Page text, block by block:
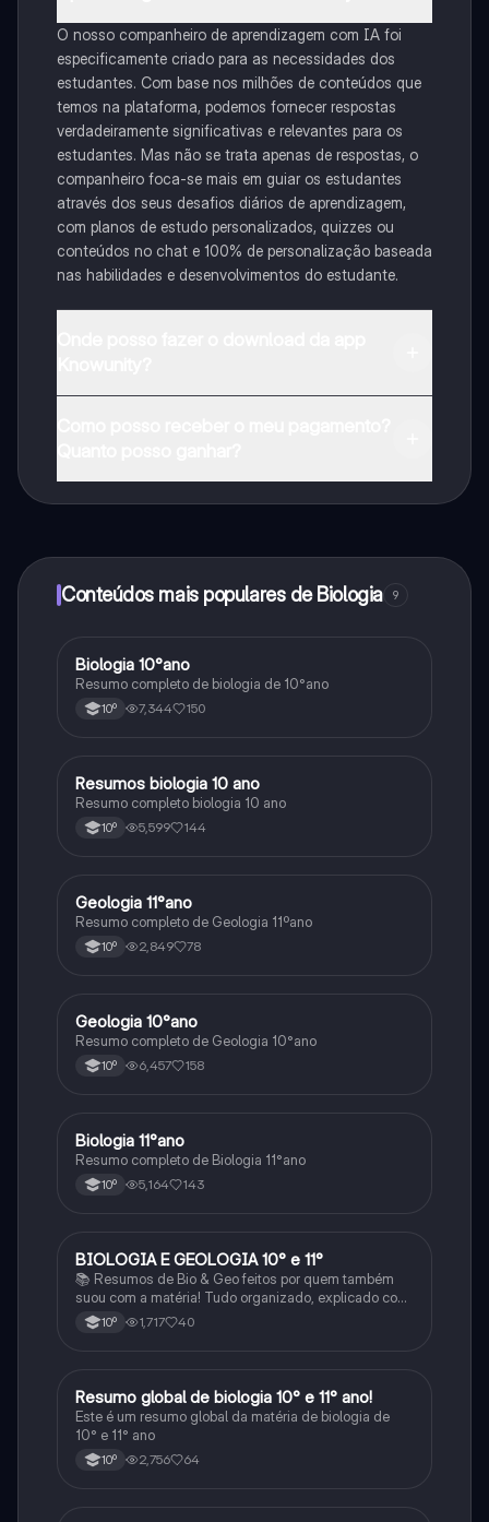
O nosso companheiro de aprendizagem com IA foi
especificamente criado para as necessidades dos
estudantes. Com base nos milhões de conteúdos que
temos na plataforma, podemos fornecer respostas
verdadeiramente significativas e relevantes para os
estudantes. Mas não se trata apenas de respostas, o
companheiro foca-se mais em guiar os estudantes
através dos seus desafios diários de aprendizagem,
com planos de estudo personalizados, quizzes ou
conteúdos no chat e 100% de personalização baseada
nas habilidades e desenvolvimentos do estudante.
Conteúdos mais populares de Biologia 9
Biologia
Biologia 10°ano
Resumo completo de biologia de 10°ano
10º 7,344 150
Biologia
Resumos biologia 10 ano
Resumo completo biologia 10 ano
10º 5,599 144
Biologia
Geologia 11°ano
Resumo completo de Geologia 11ºano
10º 2,849 78
Biologia
Geologia 10°ano
Resumo completo de Geologia 10°ano
10º 6,457 158
Biologia
Biologia 11°ano
Resumo completo de Biologia 11°ano
10º 5,164 143
Biologia
BIOLOGIA E GEOLOGIA 10° e 11°
📚 Resumos de Bio & Geo feitos por quem também
suou com a matéria! Tudo organizado, explicado com
clareza e cheio de esquemas que ajudam mesmo a
perceber. Para estudar sem stress e com mais
10º 1,717 40
Biologia
Resumo global de biologia 10° e 11° ano!
Este é um resumo global da matéria de biologia de
10° e 11° ano
10º 2,756 64